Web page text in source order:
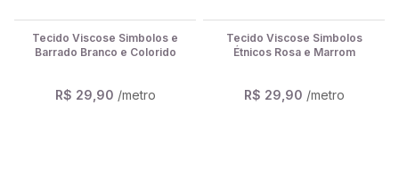
Tecido Viscose Simbolos e
Barrado Branco e Colorido
R$ 29,90 /metro
Tecido Viscose Simbolos
Étnicos Rosa e Marrom
R$ 29,90 /metro